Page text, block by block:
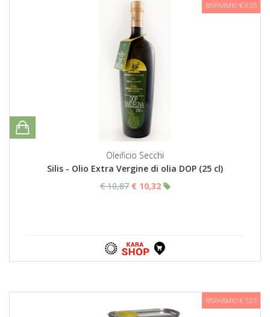
RISPARMIO € 0,55
Oleificio Secchi
Silis - Olio Extra Vergine di olia DOP (25 cl)
€ 10,87 € 10,32
RISPARMIO € 1,07